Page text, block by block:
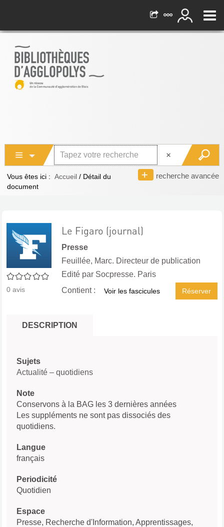
recherche avancée
Vous êtes ici : Accueil / Détail du
document
0/5
0 avis
Le Figaro (journal)
Presse
Feuillée, Marc. Directeur de publication
Edité par Socpresse. Paris
Réserver
Contient : Voir les fascicules
DESCRIPTION
Sujets
Actualité – quotidiens
Note
Conservons à la BAG les 3 dernières années
Les suppléments ne sont pas dissociés des
quotidiens.
Langue
français
Periodicité
Quotidien
Espace
Presse, Recherche d'Information, Apprentissages,